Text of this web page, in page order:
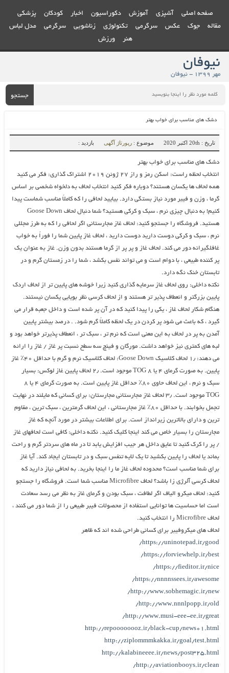
صفحه اصلی آشپزی آموزش دکوراسیون اخبار کودکان
پزشکی
مقاله
جوک عکس سرگرمی تکنولوژی زناشویی سرگرمی
مدل لباس
هنر
ورزش
نیوفان
مهر ۱۳۹۹ - نیوفان
جستجو
دشک های مناسب برای خواب بهتر
تاریخ : 20th اکتبر 2020 موضوع : رپورتاژ آگهی بازدید :
دشک های مناسب برای خواب بهتر
انتخاب لحظه راست: اسکن رمز و راز ۲۷ ژوئن ۲۰۱۹ اشتراک گذاری: فکر می کنید
همه لحاف ها یکسان هستند؟ دوباره فکر کنید انتخاب لحاف به دلخواه شخصی بر اساس
گرما ، وزن و فیبر مورد نیاز بستگی دارد. بیایید لحافی را که کاملاً مناسب شماست پیدا
کنیم! به دنبال چیزی نرم ، سبک و کرکی هستید؟ شما دنبال لحاف Goose Down
هستید. فروشگاه را جستجو کنید: لحاف غاز مجارستانی اگر لحافی را که به طرز مجللی
نرم ، سبک و کرکی دوست دارید دوست دارید ، لحاف غاز پایین شما را فوراً به خواب
غافلگیرانه دور می کند. لحاف غاز و پر پر از گرما هستند بدون وزن. غاز به عنوان یک
پر کننده طبیعی ، با دوام است و می تواند نفس بکشد ، شما را در زمستان گرم و در
تابستان خنک نگه دارد.
نکته داخلی: روی لحاف غاز سرمایه گذاری کنید زیرا خوشه های پایین تر از لحاف اردک
پایین بزرگتر و انعطاف پذیر تر هستند و از لحاف کرسی نظر بویایی یکسان نیستند.
هنگام شکار لحاف غاز ، یکی را پیدا کنید که در آن پر شده است و داخل جعبه قرار می
گیرد ، که باعث می شود پر کردن در یک لحظه کاملاً گرم شود. . درصد بیشتر پایین
آمدن به پر در لحاف به این معنی است که نرم تر ، سبک تر ، انعطاف پذیرتر خواهد بود و
لبه های کمتری نیز خواهد داشت. مورگان و فینچ سه سطح نسبت پر غاز / غاز را ارائه
می دهند: ۱٫ لحاف کلاسیک Goose Down: لحاف کلاسیک نرم و گرم با حداقل ۴۰٪ غاز
پایین. به صورت گرمای ۴ یا ۸ TOG موجود است. ۲٫ لحاف پایین غاز لوکس: بسیار
سبک و نرم ، این لحاف حاوی ۸۰٪ حداقل غاز پایین است. به صورت گرمای ۴ یا ۸
TOG موجود است. ۳٫ لحاف غاز مجارستانی مجارستان: برای کسانی که مایلند در نهایت
تجمل بخوابند. با حداقل ۸۰٪ غاز مجارستانی ، این لحاف گرمترین ، سبک ترین ، مقاوم
ترین و دارای بالاترین زیرانداز است. برای اطلاعات بیشتر در مورد آنچه که غاز
مجارستان را بسیار خاص می کند اینجا کلیک کنید. نکته داخلی: کافی است لحافهای غاز
/ پر را کرک کنید تا عایق داخل هر جیب افزایش یابد تا در ماه های سردتر گرم و راحت
بماند یا لحاف را پایین بکشید تا یک لایه تنفس سبک و در تابستان ایجاد کند. آیا غاز
برای شما مناسب است؟ محدوده لحاف غاز ما را اینجا بخرید. به لحافی نیاز دارید که
لحاف کرسی آلرژی زا باشد؟ لحاف Microfibre مناسب شما است. فروشگاه را جستجو
کنید: لحاف میکرو الیاف اگر لطافت ، سبک بودن و گرمای غاز به نظر می رسد سعادت
است اما حساسیت ها توانایی استفاده از محصولات فیبر طبیعی را از شما دور می کنند ،
لحاف Microfibre را انتخاب کنید.
لحاف های میکروفیبر برای کسانی طراحی شده اند که ظاهر
https://uninotepad.ir/good/
https://forviewhelp.ir/best/
https://fieditor.ir/nice/
https://nnnnssees.ir/awesome/
http://www.sobhemagic.ir/new/
http://www.nnnlpopp.ir/old/
http://www.musi-eee-ee.ir/great/
http://repoooooooz.ir/black-cup/news01.html
http://ziplommmkakka.ir/goal/test.html
http://kalabineeee.ir/news/post325.html
http://aviationbooys.ir/clean/